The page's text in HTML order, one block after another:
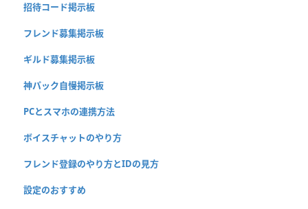
招待コード掲示板
フレンド募集掲示板
ギルド募集掲示板
神パック自慢掲示板
PCとスマホの連携方法
ボイスチャットのやり方
フレンド登録のやり方とIDの見方
設定のおすすめ